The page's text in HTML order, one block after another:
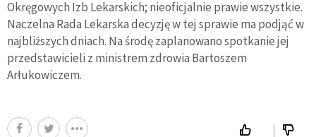
Okręgowych Izb Lekarskich; nieoficjalnie prawie wszystkie.
Naczelna Rada Lekarska decyzję w tej sprawie ma podjąć w
najbliższych dniach. Na środę zaplanowano spotkanie jej
przedstawicieli z ministrem zdrowia Bartoszem
Arłukowiczem.